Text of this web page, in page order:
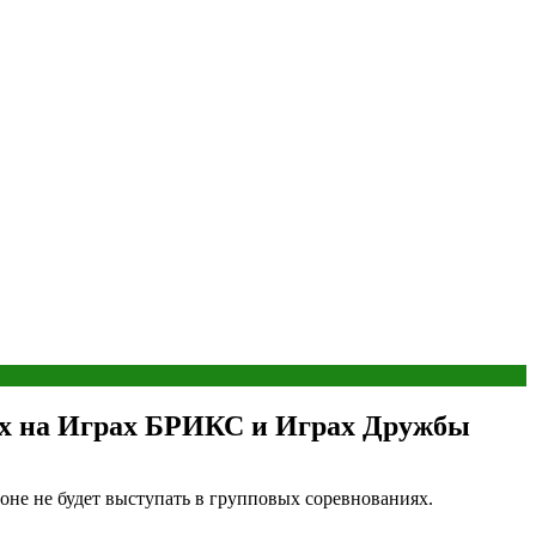
на Играх БРИКС и Играх Дружбы
не будет выступать в групповых соревнованиях.